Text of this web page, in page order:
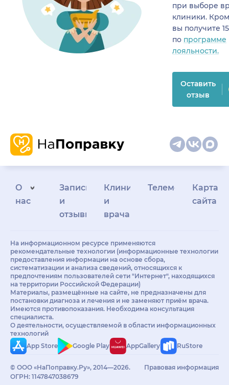
при выборе
клиники.
вы получите
по программе
лояльности.
Оставить
отзыв
О
нас
Запись
и
отзывы
Клиникам
и
врачам
Телемедицина
Карта
сайта
На информационном ресурсе применяются
рекомендательные технологии (информационные технологии
предоставления информации на основе сбора,
систематизации и анализа сведений, относящихся к
предпочтениям пользователей сети "Интернет", находящихся
на территории Российской Федерации)
Материалы, размещённые на сайте, не предназначены для
постановки диагноза и лечения и не заменяют приём врача.
Имеются противопоказания. Необходима консультация
специалиста.
О деятельности, осуществляемой в области информационных
технологий
App Store
Google Play AppGallery RuStore
© ООО «НаПоправку.Ру», 2014—2026.
ОГРН: 1147847038679
Правовая информация